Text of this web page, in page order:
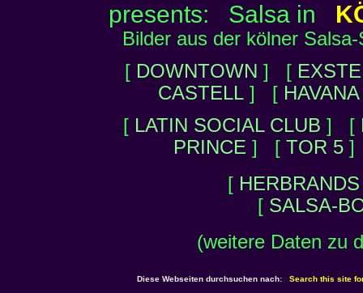
presents: Salsa in
Bilder aus der kölner
[ DOWNTOWN ] [
CASTELL] [ HAVANA
[ LATIN SOCIAL CLUB ] [
PRINCE ] [ TOR 5
[ HERBRANDS
[ SALSA-
(weitere Daten zu
Diese Webseiten durchsuchen nach: Search this site